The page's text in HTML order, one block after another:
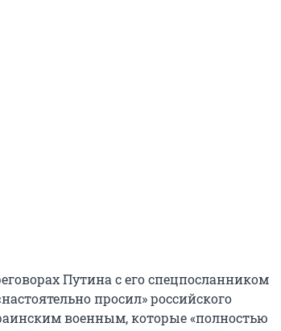
Путина с его спецпосланником
просил» российского
военным, которые «полностью